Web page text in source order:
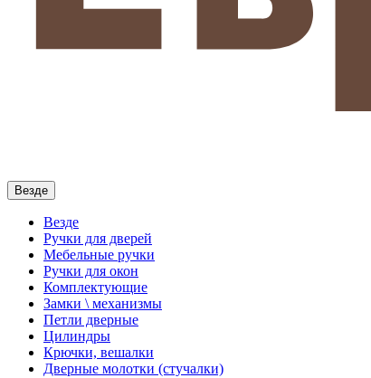
Везде
Везде
Ручки для дверей
Мебельные ручки
Ручки для окон
Комплектующие
Замки \ механизмы
Петли дверные
Цилиндры
Крючки, вешалки
Дверные молотки (стучалки)